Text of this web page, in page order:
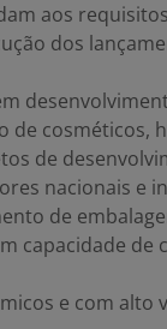
aos
dos
cosméticos,
de
nacionais e
de
capacidade
e com alto